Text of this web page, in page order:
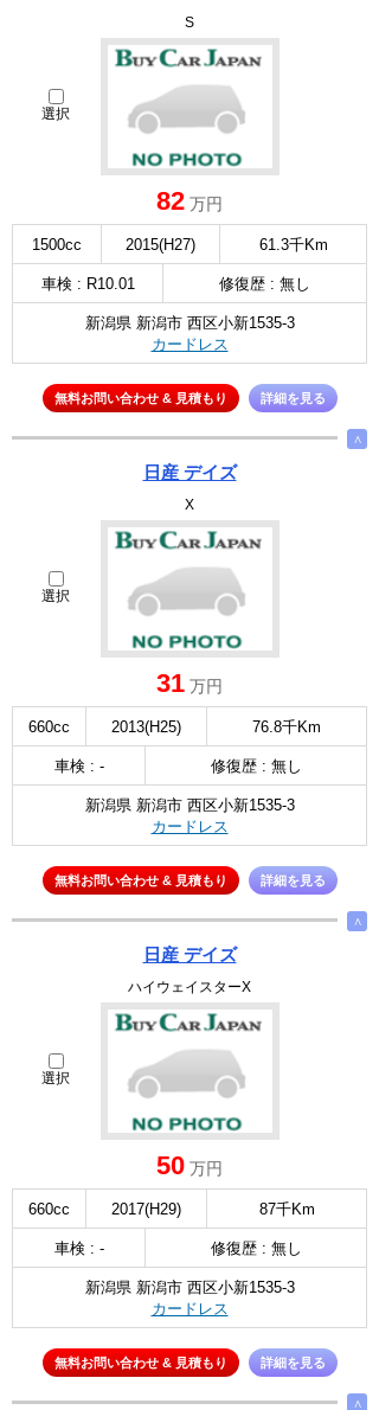
S
選択
82 万円
1500cc 2015(H27) 61.3千Km
車検 : R10.01 修復歴 : 無し
新潟県 新潟市 西区小新1535-3
カードレス
無料お問い合わせ & 見積もり 詳細を見る
∧
日産 デイズ
X
選択
31 万円
660cc 2013(H25) 76.8千Km
車検 : - 修復歴 : 無し
新潟県 新潟市 西区小新1535-3
カードレス
無料お問い合わせ & 見積もり 詳細を見る
∧
日産 デイズ
ハイウェイスターX
選択
50 万円
660cc 2017(H29) 87千Km
車検 : - 修復歴 : 無し
新潟県 新潟市 西区小新1535-3
カードレス
無料お問い合わせ & 見積もり 詳細を見る
∧